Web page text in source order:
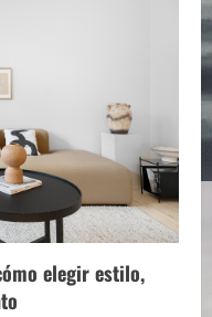
elegir estilo,